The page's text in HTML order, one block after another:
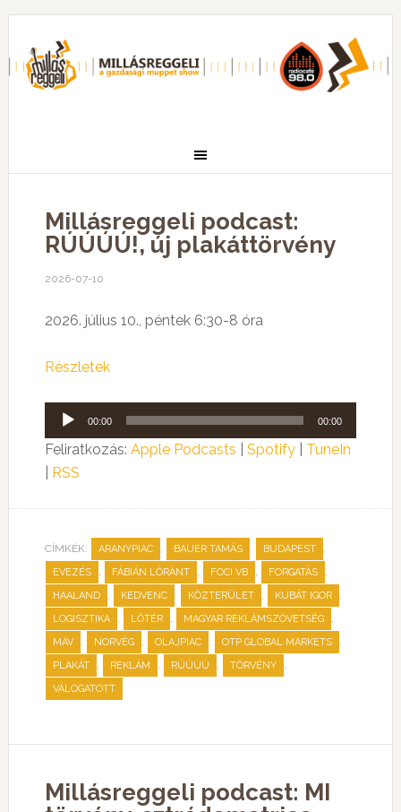
Millásreggeli podcast:
RÚÚÚÚ!, új plakáttörvény
2026-07-10
2026. július 10., péntek 6:30-8 óra
Részletek
Audió
lejátszó
00:00 00:00
Feliratkozás: Apple Podcasts Spotify| TuneIn
RSS
CÍMKÉK: ARANYPIAC , BAUER TAMÁS , BUDAPEST ,
EVEZÉS , FÁBIÁN LÓRÁNT , FOCI VB , FORGATÁS ,
HAALAND , KEDVENC , KÖZTERÜLET , KUBÁT IGOR ,
LOGISZTIKA , LŐTÉR , MAGYAR REKLÁMSZÖVETSÉG ,
MÁV , NORVÉG , OLAJPIAC , OTP GLOBAL MARKETS ,
PLAKÁT , REKLÁM , RÚÚÚÚ , TÖRVÉNY ,
VÁLOGATOTT
Millásreggeli podcast: MI